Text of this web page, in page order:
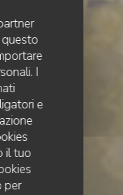
I
e
il tuo
per